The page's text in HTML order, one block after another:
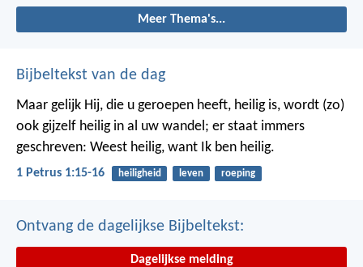
Meer Thema's...
Bijbeltekst van de dag
Maar gelijk Hij, die u geroepen heeft, heilig is, wordt (zo)
ook gijzelf heilig in al uw wandel; er staat immers
geschreven: Weest heilig, want Ik ben heilig.
1 Petrus 1:15-16 heiligheid leven roeping
Ontvang de dagelijkse Bijbeltekst:
Dagelijkse melding